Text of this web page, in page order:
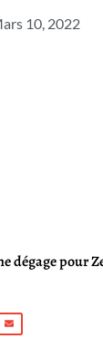
10, 2022
dégage pour